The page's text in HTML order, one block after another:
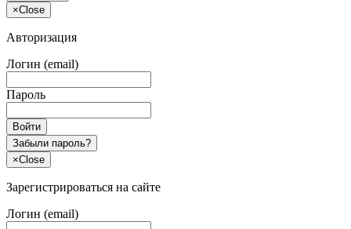
×Close
Авторизация
Логин (email)
Пароль
Войти
Забыли пароль?
×Close
Зарегистрироваться на сайте
Логин (email)